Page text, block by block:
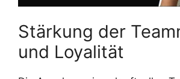
Stärkung der
und Loyalität